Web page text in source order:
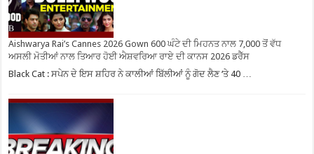
Aishwarya Rai’s Cannes 2026 Gown 600 ਘੰਟੇ ਦੀ ਮਿਹਨਤ ਨਾਲ 7,000 ਤੋਂ ਵੱਧ
ਅਸਲੀ ਮੋਤੀਆਂ ਨਾਲ ਤਿਆਰ ਹੋਈ ਐਸ਼ਵਰਿਆ ਰਾਏ ਦੀ ਕਾਨਸ 2026 ਡਰੈੱਸ
Black Cat : ਸਪੇਨ ਦੇ ਇਸ ਸ਼ਹਿਰ ਨੇ ਕਾਲੀਆਂ ਬਿੱਲੀਆਂ ਨੂੰ ਗੋਦ ਲੈਣ ‘ਤੇ 40 …